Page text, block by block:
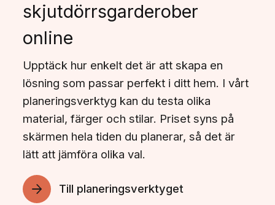
skjutdörrsgarderober
online
Upptäck hur enkelt det är att skapa en
lösning som passar perfekt i ditt hem. I vårt
planeringsverktyg kan du testa olika
material, färger och stilar. Priset syns på
skärmen hela tiden du planerar, så det är
lätt att jämföra olika val.
Till planeringsverktyget